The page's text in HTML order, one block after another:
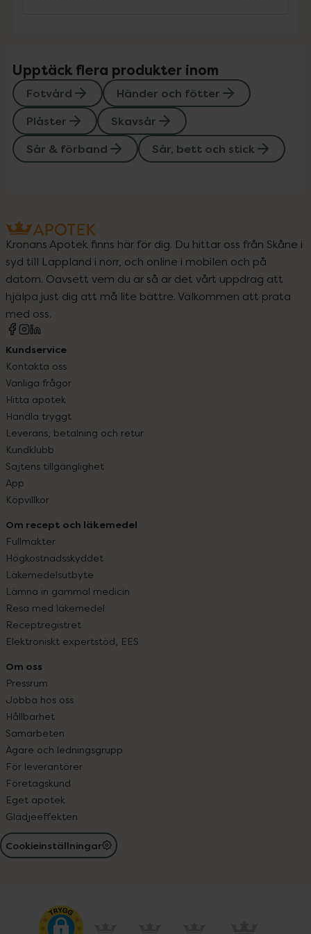
Upptäck flera produkter inom
Fotvård
Händer och fötter
Plåster
Skavsår
Sår & förband
Sår, bett och stick
Kronans Apotek finns här för dig. Du hittar oss från Skåne i
syd till Lappland i norr, och online i mobilen och på
datorn. Oavsett vem du är så är det vårt uppdrag att
hjälpa just dig att må lite bättre. Välkommen att prata
med oss.
Kundservice
Kontakta oss
Vanliga frågor
Hitta apotek
Handla tryggt
Leverans, betalning och retur
Kundklubb
Sajtens tillgänglighet
App
Köpvillkor
Om recept och läkemedel
Fullmakter
Högkostnadsskyddet
Läkemedelsutbyte
Lämna in gammal medicin
Resa med läkemedel
Receptregistret
Elektroniskt expertstöd, EES
Om oss
Pressrum
Jobba hos oss
Hållbarhet
Samarbeten
Ägare och ledningsgrupp
För leverantörer
Företagskund
Eget apotek
Glädjeeffekten
Cookieinställningar